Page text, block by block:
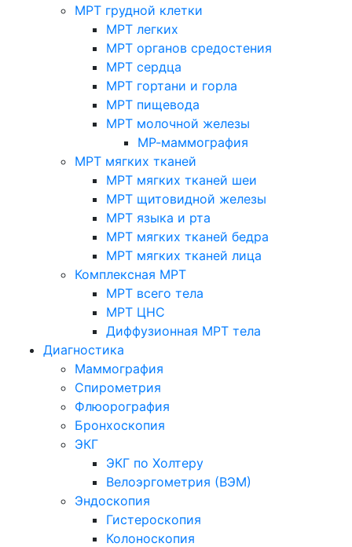
МРТ грудной клетки
МРТ легких
МРТ органов средостения
МРТ сердца
МРТ гортани и горла
МРТ пищевода
МРТ молочной железы
МР-маммография
МРТ мягких тканей
МРТ мягких тканей шеи
МРТ щитовидной железы
МРТ языка и рта
МРТ мягких тканей бедра
МРТ мягких тканей лица
Комплексная МРТ
МРТ всего тела
МРТ ЦНС
Диффузионная МРТ тела
Диагностика
Маммография
Спирометрия
Флюорография
Бронхоскопия
ЭКГ
ЭКГ по Холтеру
Велоэргометрия (ВЭМ)
Эндоскопия
Гистероскопия
Колоноскопия